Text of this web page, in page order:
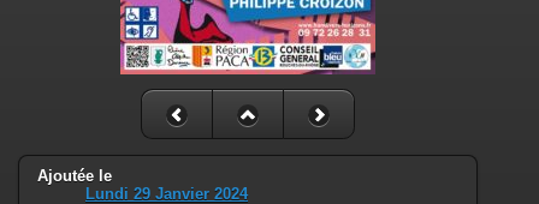
Ajoutée le
Lundi 29 Janvier 2024